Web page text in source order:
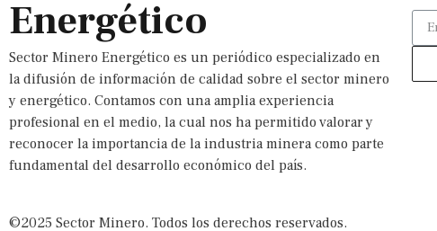
Energético
Sector Minero Energético es un periódico especializado en
la difusión de información de calidad sobre el sector minero
y energético. Contamos con una amplia experiencia
profesional en el medio, la cual nos ha permitido valorar y
reconocer la importancia de la industria minera como parte
fundamental del desarrollo económico del país.
©2025 Sector Minero. Todos los derechos reservados.